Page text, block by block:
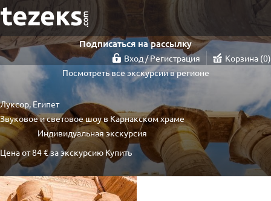
Подписаться на рассылку
Вход / Регистрация Корзина 0
Посмотреть все экскурсии в регионе
Луксор, Египет
Звуковое и световое шоу в Карнакском храме
Индивидуальная экскурсия
Цена от84 €за экскурсию Купить